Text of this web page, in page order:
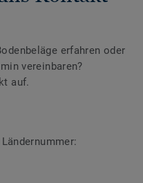
erfahren oder
vereinbaren?
auf.